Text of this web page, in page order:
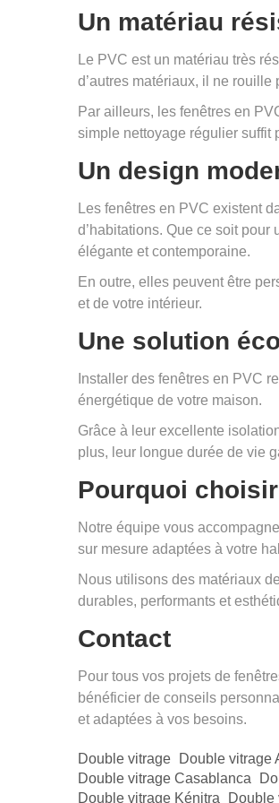
Un matériau
Le PVC est un matériau très
d’autres matériaux, il ne rouille
Par ailleurs, les fenêtres en
simple nettoyage régulier suffit
Un design
Les fenêtres en PVC existent
d’habitations. Que ce soit
élégante et contemporaine.
En outre, elles peuvent être
et de votre intérieur.
Une solution
Installer des fenêtres en PVC
énergétique de votre maison.
Grâce à leur excellente
plus, leur longue durée de vie
Pourquoi
Notre équipe vous
sur mesure adaptées à votre
Nous utilisons des matériaux
durables, performants et
Contact
Pour tous vos projets de
bénéficier de conseils
et adaptées à vos besoins.
Double vitrage
Double vitrage
Double vitrage Casablanca
Double vitrage Kénitra
Double